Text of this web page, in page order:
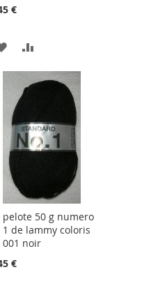
€
AJOUTER
À
LISTE
D'ACHATS
AU
COMPARATEUR
pelote 50 g numero
1 de lammy coloris
001 noir
€
Ajouter
au
panier